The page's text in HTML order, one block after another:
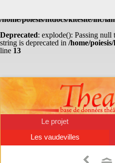
/home/poiesis/htdocs/kitesite/inc/
Deprecated: explode(): Passing null
string is deprecated in /home/
line 13
Le projet
Les vaudevilles